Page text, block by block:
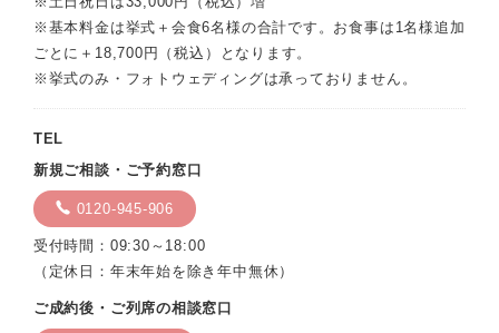
※基本料金は挙式＋会食6名様の合計です。お食事は1名様追加
ごとに＋18,700円（税込）となります。
※挙式のみ・フォトウェディングは承っておりません。
TEL
新規ご相談・ご予約窓口
0120-945-906
受付時間：09:30～18:00
（定休日：年末年始を除き年中無休）
ご成約後・ご列席の相談窓口